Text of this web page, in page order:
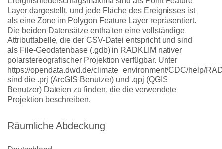
Layer dargestellt, und jede Fläche des Ereignisses ist
als eine Zone im Polygon Feature Layer repräsentiert.
Die beiden Datensätze enthalten eine vollständige
Attributtabelle, die der CSV-Datei entspricht und sind
als File-Geodatenbase (.gdb) in RADKLIM nativer
polarstereografischer Projektion verfügbar. Unter
https://opendata.dwd.de/climate_environment/CDC/help/
sind die .prj (ArcGIS Benutzer) und .qpj (QGIS
Benutzer) Dateien zu finden, die die verwendete
Projektion beschreiben.
Räumliche Abdeckung